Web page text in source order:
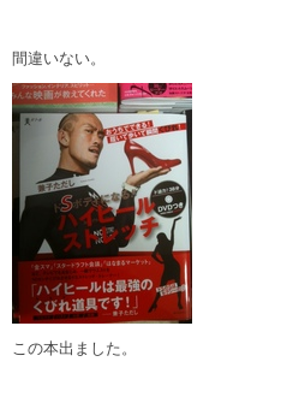
間違いない。
この本出ました。